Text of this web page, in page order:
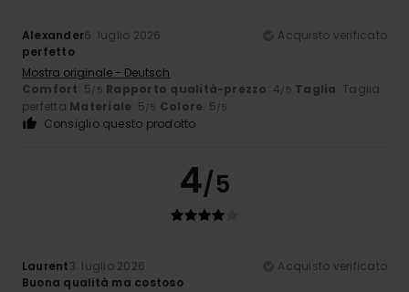
Alexander6. luglio 2026
Acquisto verificato
perfetto
Mostra originale - Deutsch
Comfort: 5/5 Rapporto qualità-prezzo: 4/5 Taglia: Taglia
perfetta Materiale: 5/5 Colore: 5/5
Consiglio questo prodotto
4/5
Laurent3. luglio 2026
Acquisto verificato
Buona qualità ma costoso